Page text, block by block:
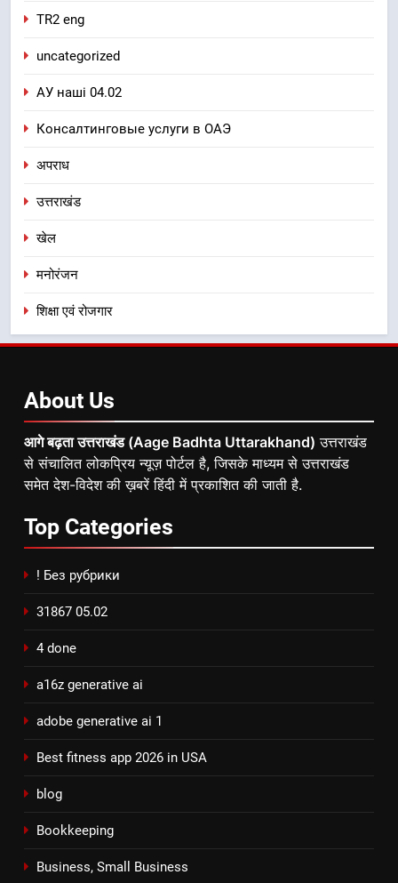
TR2 eng
uncategorized
АУ наші 04.02
Консалтинговые услуги в ОАЭ
अपराध
उत्तराखंड
खेल
मनोरंजन
शिक्षा एवं रोजगार
About Us
आगे बढ़ता उत्तराखंड (Aage Badhta Uttarakhand) उत्तराखंड
से संचालित लोकप्रिय न्यूज़ पोर्टल है, जिसके माध्यम से उत्तराखंड
समेत देश-विदेश की ख़बरें हिंदी में प्रकाशित की जाती है.
Top Categories
! Без рубрики
31867 05.02
4 done
a16z generative ai
adobe generative ai 1
Best fitness app 2026 in USA
blog
Bookkeeping
Business, Small Business